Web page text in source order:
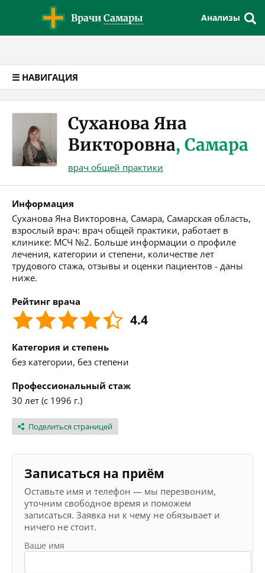
Врачи Самары Анализы
☰ НАВИГАЦИЯ
Суханова Яна
Викторовна, Самара
врач общей практики
Информация
Суханова Яна Викторовна, Самара, Самарская область,
взрослый врач: врач общей практики, работает в
клинике: МСЧ №2. Больше информации о профиле
лечения, категории и степени, количестве лет
трудового стажа, отзывы и оценки пациентов - даны
ниже.
Рейтинг врача
4.4
Категория и степень
без категории, без степени
Профессиональный стаж
30 лет (с 1996 г.)
Поделиться страницей
Записаться на приём
Оставьте имя и телефон — мы перезвоним,
уточним свободное время и поможем
записаться. Заявка ни к чему не обязывает и
ничего не стоит.
Ваше имя